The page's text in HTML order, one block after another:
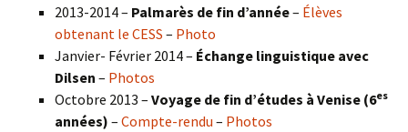
2013-2014 – Palmarès de fin d’année– Élèves
obtenant le CESS – Photo
Janvier- Février 2014 – Échange linguistique avec
Dilsen – Photos
Octobre 2013 – Voyage de fin d’études à Venise (6es
années) – Compte-rendu – Photos